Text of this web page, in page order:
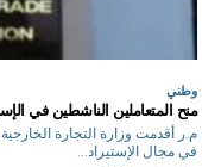
وطني
منح المتعاملين الناشطين في
م.ر أقدمت وزارة التجارة
في مجال الإستيراد...